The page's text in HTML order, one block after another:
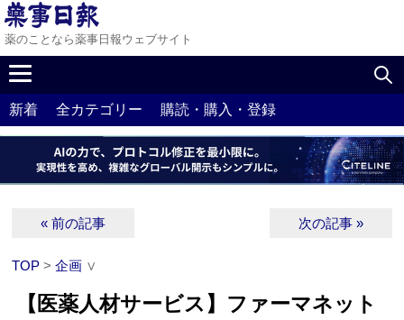
薬のことなら薬事日報ウェブサイト
新着 全カテゴリー 購読・購入・登録
« 前の記事 次の記事 »
TOP >企画 ∨
【医薬人材サービス】ファーマネット